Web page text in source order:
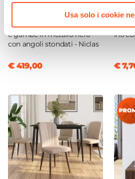
Usa solo i cookie
Si
CODICE:NCS-M4H
Madia 190x80h cm
cashmere cannettato 4 ante
e gambe in metallo nero
con angoli stondati - Niclas
€ 419,00 €